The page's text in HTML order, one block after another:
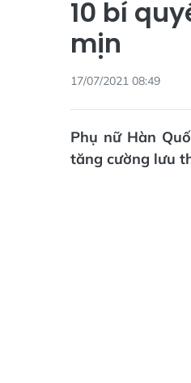
10 bí
mịn
17/07/2021 08:49
Phụ nữ Hàn
tăng cường lưu